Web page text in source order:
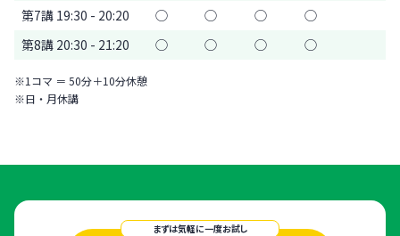
第7講 19:30 - 20:20 ◯ ◯ ◯
◯
第8講 20:30 - 21:20
◯ ◯ ◯ ◯
※1コマ ＝ 50分＋10分休憩
※日・月休講
まずは気軽に一度お試し